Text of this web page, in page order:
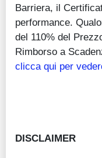
Barriera, il
performance.
del 110% del
Rimborso a
clicca qui per
DISCLAIMER